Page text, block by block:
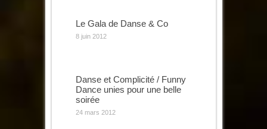
Le Gala de Danse & Co
8 juin 2012
Danse et Complicité / Funny
Dance unies pour une belle
soirée
24 mars 2012